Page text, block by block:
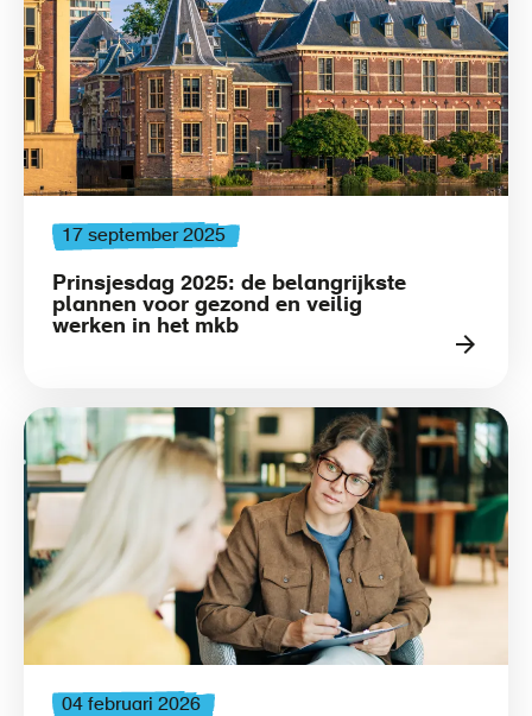
17 september 2025
Prinsjesdag 2025: de belangrijkste
plannen voor gezond en veilig
werken in het mkb
04 februari 2026